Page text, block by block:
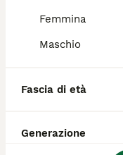
Femmina
Maschio
Fascia di età
Generazione
mantello può
più comuni